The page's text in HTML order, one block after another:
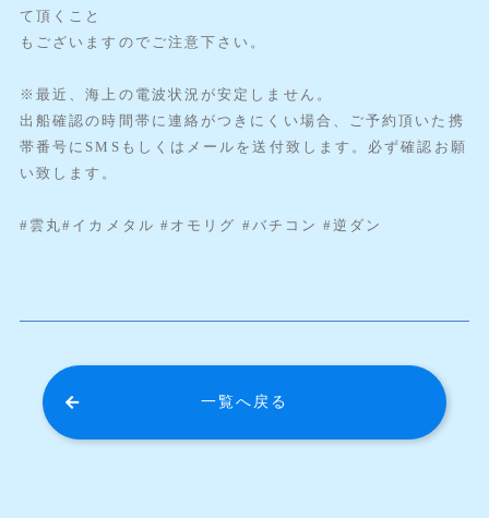
て頂くこと
もございますのでご注意下さい。
※最近、海上の電波状況が安定しません。
出船確認の時間帯に連絡がつきにくい場合、ご予約頂いた携
帯番号にSMSもしくはメールを送付致します。必ず確認お願
い致します。
#雲丸#イカメタル #オモリグ #バチコン #逆ダン
一覧へ戻る